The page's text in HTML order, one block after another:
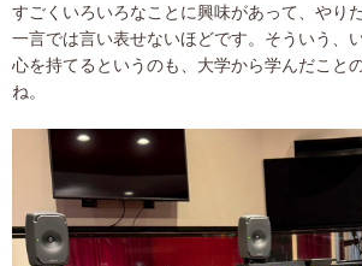
すごくいろいろなことに興味があって、やり
一言では言い表せないほどです。そういう、
心を持てるというのも、大学から学んだこと
ね。